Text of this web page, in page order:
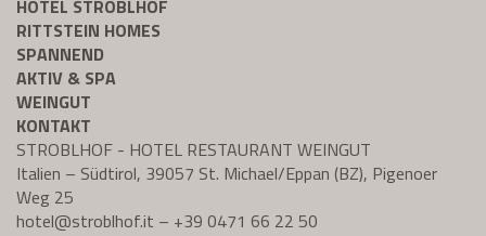
HOTEL STROBLHOF
RITTSTEIN HOMES
SPANNEND
AKTIV & SPA
WEINGUT
KONTAKT
STROBLHOF - HOTEL RESTAURANT WEINGUT
Italien – Südtirol, 39057 St. Michael/Eppan (BZ), Pigenoer
Weg 25
hotel@stroblhof.it – +39 0471 66 22 50